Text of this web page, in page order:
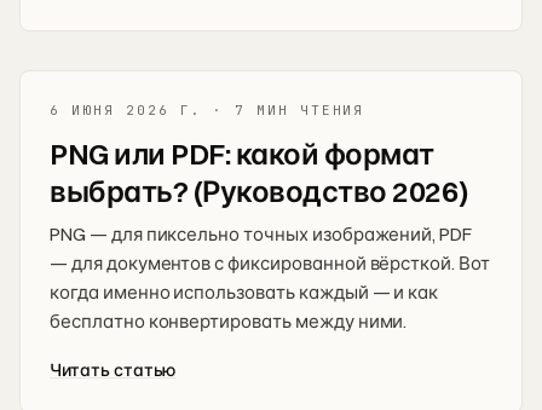
6 ИЮНЯ 2026 Г. · 7 МИН ЧТЕНИЯ
PNG или PDF: какой формат
выбрать? (Руководство 2026)
PNG — для пиксельно точных изображений, PDF
— для документов с фиксированной вёрсткой. Вот
когда именно использовать каждый — и как
бесплатно конвертировать между ними.
Читать статью